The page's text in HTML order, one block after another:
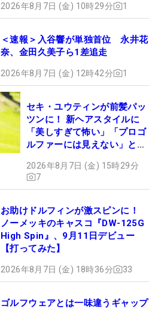
2026年8月7日 (金) 10時29分 1
＜速報＞入谷響が単独首位 永井花
奈、金田久美子ら1差追走
2026年8月7日 (金) 12時42分 1
セキ・ユウティンが前髪パッ
ツンに！ 新ヘアスタイルに
「美しすぎて怖い」「プロゴ
ルファーには見えない」とコ
2026年8月7日 (金) 15時29分
7
お助けドルフィンが激スピンに！
ノーメッキのキャスコ『DW-125G
High Spin』、9月11日デビュー
【打ってみた】
2026年8月7日 (金) 18時36分 33
ゴルフウェアとは一味違うギャップ